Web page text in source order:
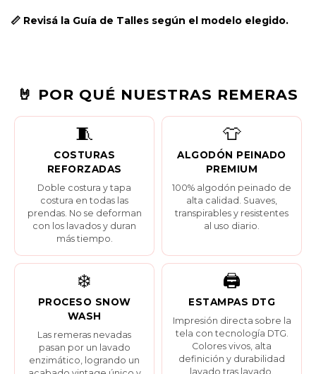
📏 Revisá la Guía de Talles según el modelo elegido.
🤘 POR QUÉ NUESTRAS REMERAS
🧵
COSTURAS
REFORZADAS
Doble costura y tapa
costura en todas las
prendas. No se deforman
con los lavados y duran
más tiempo.
👕
ALGODÓN PEINADO
PREMIUM
100% algodón peinado de
alta calidad. Suaves,
transpirables y resistentes
al uso diario.
❄️
PROCESO SNOW
WASH
Las remeras nevadas
pasan por un lavado
enzimático, logrando un
🖨️
ESTAMPAS DTG
Impresión directa sobre la
tela con tecnología DTG.
Colores vivos, alta
definición y durabilidad
lavado tras lavado.